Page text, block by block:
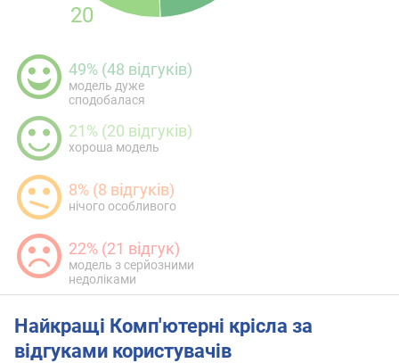
20
49% (48 відгуків)
модель дуже
сподобалася
21% (20 відгуків)
хороша модель
8% (8 відгуків)
нічого особливого
22% (21 відгук)
модель з серйозними
недоліками
Найкращі Комп'ютерні крісла за
відгуками користувачів